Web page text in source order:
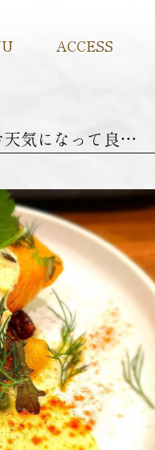
ACCESS
気になって良…